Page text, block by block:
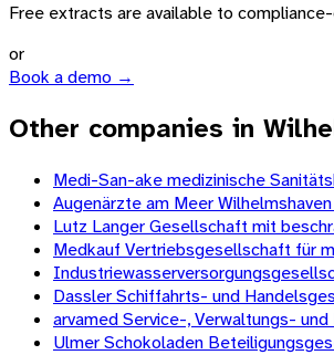
Free extracts are available to
or
Book a demo →
Other companies in
Medi-San-ake medizinische
Augenärzte am Meer
Lutz Langer Gesellschaft mit
Medkauf Vertriebsgesellschaft für
Dassler Schiffahrts- und
arvamed Service-, Verwaltungs-
Ulmer Schokoladen